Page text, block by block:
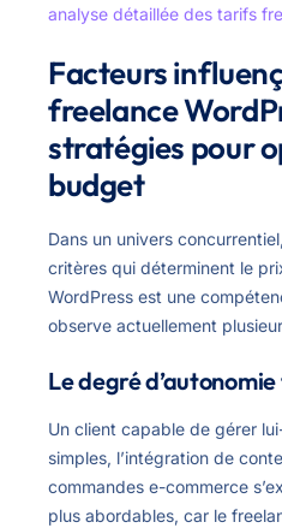
analyse détaillée des tarifs
Facteurs
freelance
stratégies pour
budget
Dans un univers
critères qui déterminent le
WordPress est une
observe actuellement
Le degré
Un client capable de gérer
simples, l’intégration de
commandes e-commerce
plus abordables, car le